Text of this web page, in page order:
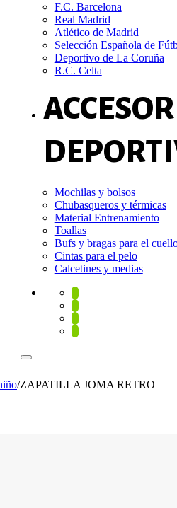
F.C. Barcelona
Real Madrid
Atlético de Madrid
Selección Española de
Deportivo de La Coruña
R.C. Celta
Mochilas y bolsos
Chubasqueros y térmicas
Material Entrenamiento
Toallas
Bufs y bragas para el
Cintas para el pelo
Calcetines y medias
/ZAPATILLA JOMA RETRO